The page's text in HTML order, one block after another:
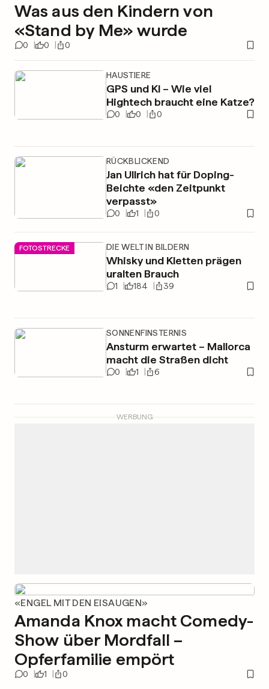
Was aus den Kindern von
«Stand by Me» wurde
0 0 0
HAUSTIERE
GPS und KI – Wie viel
Hightech braucht eine Katze?
0 0 0
RÜCKBLICKEND
Jan Ullrich hat für Doping-
Beichte «den Zeitpunkt
verpasst»
0 1 0
FOTOSTRECKE DIE WELT IN BILDERN
Whisky und Kletten prägen
uralten Brauch
1 184 39
SONNENFINSTERNIS
Ansturm erwartet – Mallorca
macht die Straßen dicht
0 1 6
WERBUNG
«ENGEL MIT DEN EISAUGEN»
Amanda Knox macht Comedy-
Show über Mordfall –
Opferfamilie empört
0 1 0